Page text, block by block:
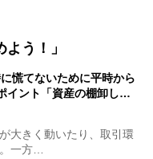
う！」
慌てないために平時から
イント「資産の棚卸し…
大きく動いたり、取引環
一方…